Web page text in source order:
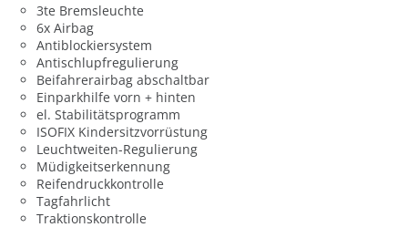
3te Bremsleuchte
6x Airbag
Antiblockiersystem
Antischlupfregulierung
Beifahrerairbag abschaltbar
Einparkhilfe vorn + hinten
el. Stabilitätsprogramm
ISOFIX Kindersitzvorrüstung
Leuchtweiten-Regulierung
Müdigkeitserkennung
Reifendruckkontrolle
Tagfahrlicht
Traktionskontrolle